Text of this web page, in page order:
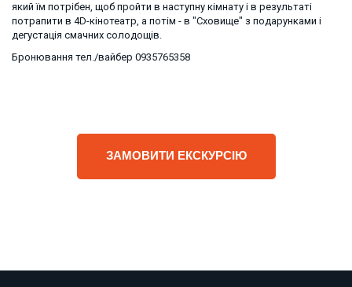
який їм потрібен, щоб пройти в наступну кімнату і в результаті
потрапити в 4D-кінотеатр, а потім - в "Сховище" з подарунками і
дегустація смачних солодощів.
Бронювання тел./вайбер 0935765358
ЗАМОВИТИ ЕКСКУРСІЮ